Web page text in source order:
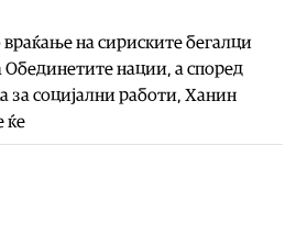
на сириските бегалци
Обединетите нации, а според
за социјални работи, Ханин
ќе